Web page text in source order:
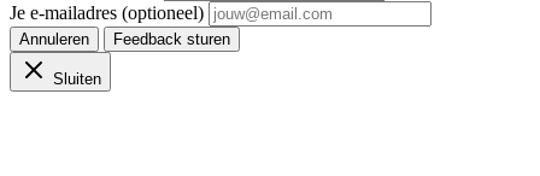
Je e-mailadres (optioneel)
Annuleren Feedback sturen
Sluiten